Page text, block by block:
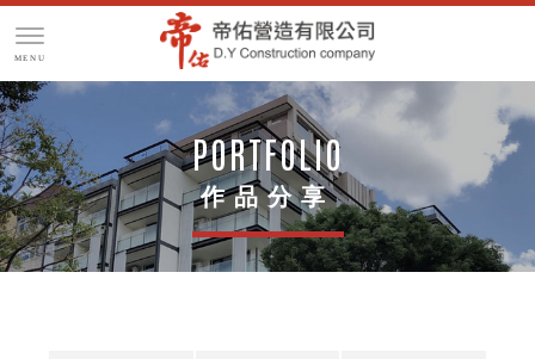
作品分享